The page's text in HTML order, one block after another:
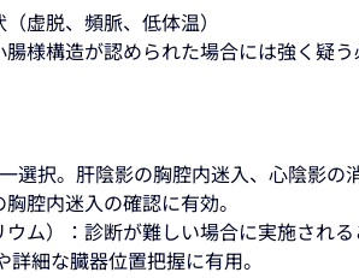
虚脱、頻脈、低体温）
様構造が認められた場合には強く疑う
選択。肝陰影の胸腔内迷入、心陰影の
腔内迷入の確認に有効。
ム）：診断が難しい場合に実施される
細な臓器位置把握に有用。